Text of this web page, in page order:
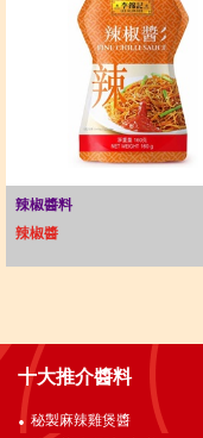
辣椒醬料
辣椒醬
十大推介醬料
秘製麻辣雞煲醬